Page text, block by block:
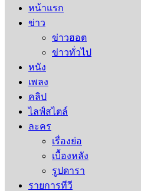
หน้าแรก
ข่าว
ข่าวฮอต
ข่าวทั่วไป
หนัง
เพลง
คลิป
ไลฟ์สไตล์
ละคร
เรื่องย่อ
เบื้องหลัง
รูปดารา
รายการทีวี